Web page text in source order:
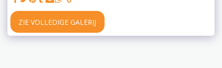
ZIE VOLLEDIGE GALERIJ